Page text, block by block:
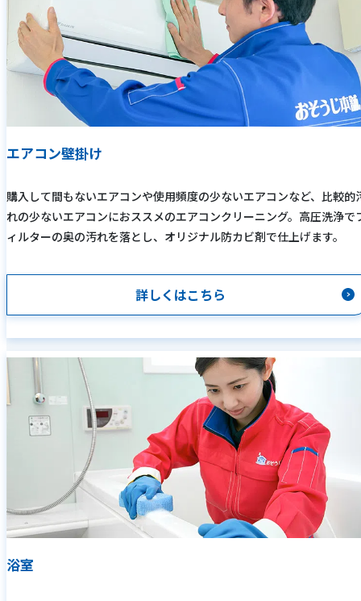
エアコン壁掛け
購入して間もないエアコンや使用頻度の少ないエアコンなど、比較的
れの少ないエアコンにおススメのエアコンクリーニング。高圧洗浄で
ィルターの奥の汚れを落とし、オリジナル防カビ剤で仕上げます。
詳しくはこちら
浴室